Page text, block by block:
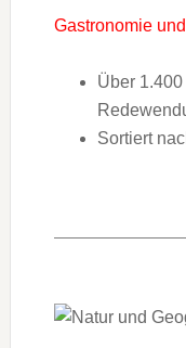
Gastronomie
Über
Sortiert